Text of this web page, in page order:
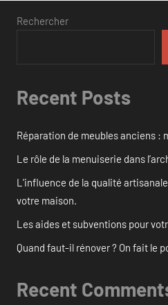
Rechercher
Recent Posts
Réparation de meubles anciens :
Le rôle de la menuiserie dans
L’influence de la qualité
votre maison.
Les aides et subventions pour
Quand faut-il rénover ? On fait le
Recent